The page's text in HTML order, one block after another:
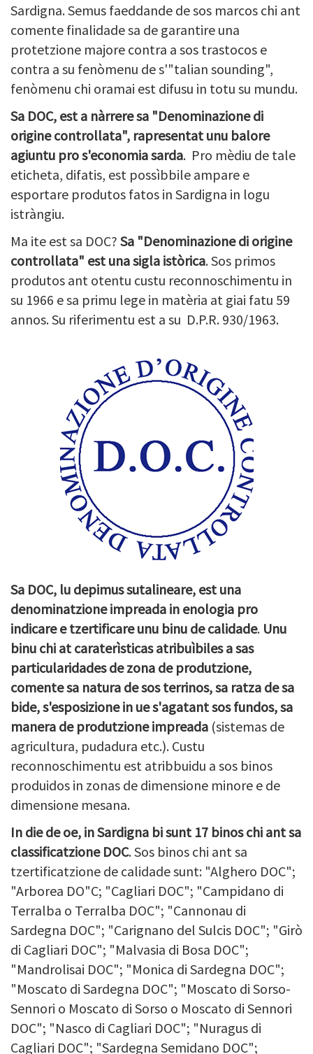
Sardigna. Semus faeddande de sos marcos chi ant
comente finalidade sa de garantire una
protetzione majore contra a sos trastocos e
contra a su fenòmenu de s'"talian sounding",
fenòmenu chi oramai est difusu in totu su mundu.
Sa DOC, est a nàrrere sa "Denominazione di
origine controllata", rapresentat unu balore
agiuntu pro s'economia sarda. Pro mèdiu de tale
eticheta, difatis, est possìbbile ampare e
esportare produtos fatos in Sardigna in logu
istràngiu.
Ma ite est sa DOC? Sa "Denominazione di origine
controllata" est una sigla istòrica. Sos primos
produtos ant otentu custu reconnoschimentu in
su 1966 e sa primu lege in matèria at giai fatu 59
annos. Su riferimentu est a su D.P.R. 930/1963.
Sa DOC, lu depimus sutalineare, est una
denominatzione impreada in enologia pro
indicare e tzertificare unu binu de calidade. Unu
binu chi at caraterìsticas atribuìbiles a sas
particularidades de zona de produtzione,
comente sa natura de sos terrinos, sa ratza de sa
bide, s'esposizione in ue s'agatant sos fundos, sa
manera de produtzione impreada (sistemas de
agricultura, pudadura etc.). Custu
reconnoschimentu est atribbuidu a sos binos
produidos in zonas de dimensione minore e de
dimensione mesana.
In die de oe, in Sardigna bi sunt 17 binos chi ant sa
classificatzione DOC. Sos binos chi ant sa
tzertificatzione de calidade sunt: "Alghero DOC";
"Arborea DO"C; "Cagliari DOC"; "Campidano di
Terralba o Terralba DOC"; "Cannonau di
Sardegna DOC"; "Carignano del Sulcis DOC"; "Girò
di Cagliari DOC"; "Malvasia di Bosa DOC";
"Mandrolisai DOC"; "Monica di Sardegna DOC";
"Moscato di Sardegna DOC"; "Moscato di Sorso-
Sennori o Moscato di Sorso o Moscato di Sennori
DOC"; "Nasco di Cagliari DOC"; "Nuragus di
Cagliari DOC"; "Sardegna Semidano DOC";